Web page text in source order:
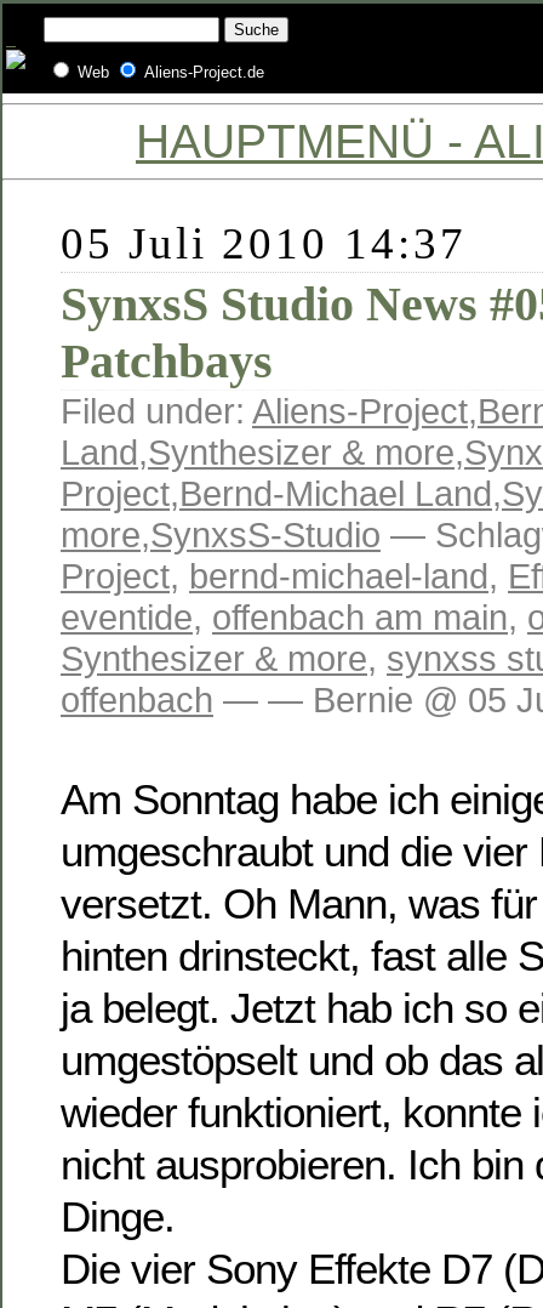
Web Aliens-Project.de
HAUPTMENÜ -
05 Juli 2010 14:37
SynxsS Studio News
Patchbays
Filed under: Aliens-Project,
Land,Synthesizer & more,
Project,Bernd-Michael Land,
more,SynxsS-Studio —
Project, bernd-michael-land,
eventide, offenbach am main,
Synthesizer & more, synxss
offenbach — — Bernie @ 05
Am Sonntag habe ich
umgeschraubt und die vier
versetzt. Oh Mann, was
hinten drinsteckt, fast alle
ja belegt. Jetzt hab ich so
umgestöpselt und ob das
wieder funktioniert, konnte
nicht ausprobieren. Ich bin
Dinge.
Die vier Sony Effekte D7